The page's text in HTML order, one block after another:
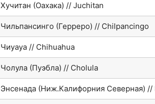
Хучитан (Оахака) // Juchitan
Чильпансинго (Герреро) // Chilpancingo
Чиуауа // Chihuahua
Чолула (Пуэбла) // Cholula
Энсенада (Ниж.Калифорния Северная) //